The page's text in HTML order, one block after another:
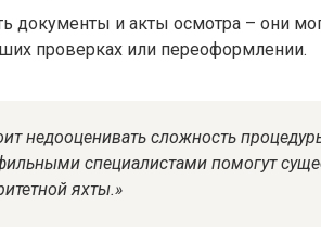
документы и акты осмотра – они
проверках или переоформлении.
недооценивать сложность
специалистами помогут
яхты.»